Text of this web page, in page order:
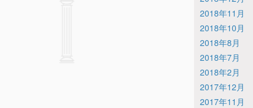
2018年11月
2018年10月
2018年8月
2018年7月
2018年2月
2017年12月
2017年11月